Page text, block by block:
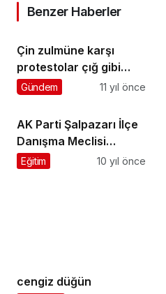
Benzer Haberler
Çin zulmüne karşı
protestolar çığ gibi
büyüyor
Gündem 11 yıl önce
AK Parti Şalpazarı İlçe
Danışma Meclisi
Toplantısı yapıldı
Eğitim 10 yıl önce
cengiz düğün